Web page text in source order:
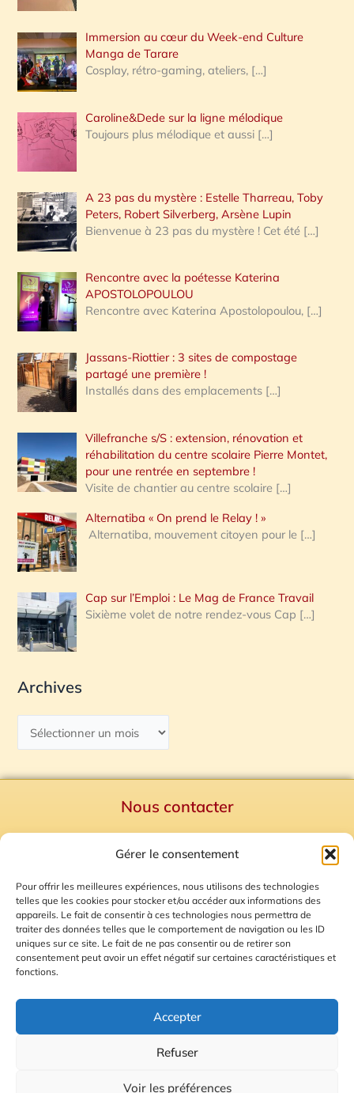
Gérer le consentement
Pour offrir les meilleures expériences, nous utilisons des technologies
telles que les cookies pour stocker et/ou accéder aux informations des
appareils. Le fait de consentir à ces technologies nous permettra de
traiter des données telles que le comportement de navigation ou les ID
uniques sur ce site. Le fait de ne pas consentir ou de retirer son
consentement peut avoir un effet négatif sur certaines caractéristiques et
fonctions.
Accepter
Refuser
Voir les préférences
:
Immersion au cœur du Week-end Culture
Manga de Tarare
Cosplay, rétro-gaming, ateliers, […]
Caroline&Dede sur la ligne mélodique
Toujours plus mélodique et aussi […]
A 23 pas du mystère : Estelle Tharreau, Toby
Peters, Robert Silverberg, Arsène Lupin
Bienvenue à 23 pas du mystère ! Cet été […]
Rencontre avec la poétesse Katerina
APOSTOLOPOULOU
Rencontre avec Katerina Apostolopoulou, […]
Jassans-Riottier : 3 sites de compostage
partagé une première !
Installés dans des emplacements […]
Villefranche s/S : extension, rénovation et
réhabilitation du centre scolaire Pierre Montet,
pour une rentrée en septembre !
Visite de chantier au centre scolaire […]
Alternatiba « On prend le Relay ! »
Alternatiba, mouvement citoyen pour le […]
Cap sur l’Emploi : Le Mag de France Travail
Sixième volet de notre rendez-vous Cap […]
Archives
Nous contacter
Mentions Légales
Plan du site
Gestion des Cookies
© 2026 Radio Calade